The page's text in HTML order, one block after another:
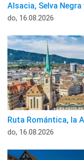
Alsacia, Selva Negra
do, 16.08.2026
Ruta Romántica, la
do, 16.08.2026